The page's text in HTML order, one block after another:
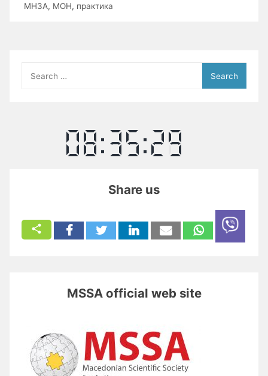
МНЗА, МОН, практика
for:
Share us
MSSA official web site